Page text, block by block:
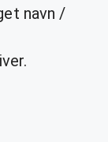
navn /